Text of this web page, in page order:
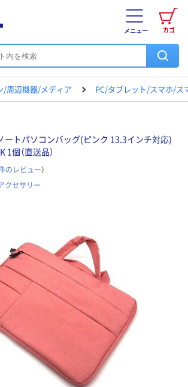
カゴ
メニュー
/周辺機器/メディア PC/タブレット/スマホ/ス
ートパソコンバッグ(ピンク 13.3インチ対応)
個（直送品）
のレビュー）
クセサリー